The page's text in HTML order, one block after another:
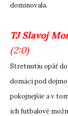
dominovala.
TJ Slavoj
(2:0)
Stretnutiu opäť
domáci pod
pokojnejšie a v
ich futbalové